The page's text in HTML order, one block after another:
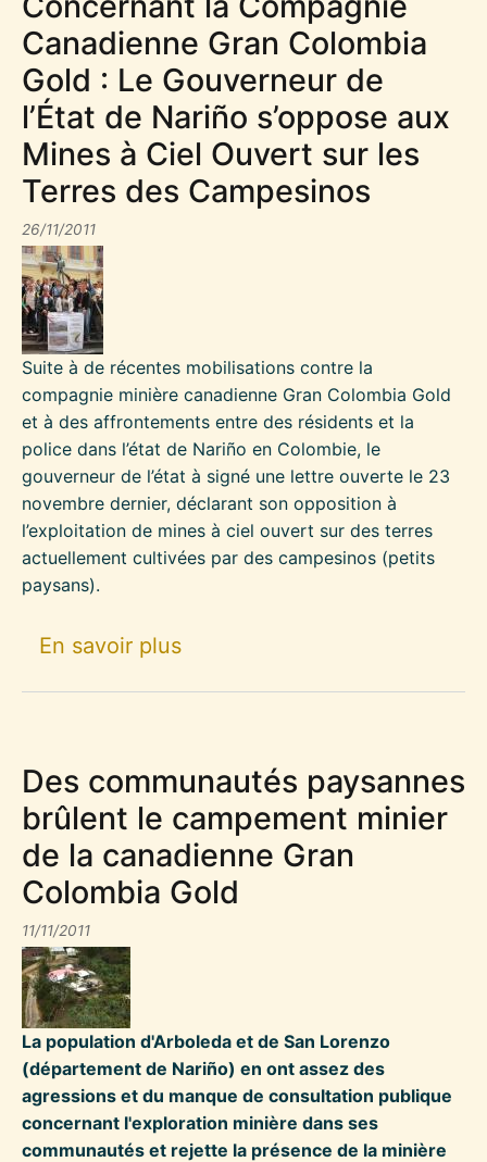
Canadienne Gran Colombia
Gold : Le Gouverneur de
l’État de Nariño s’oppose aux
Mines à Ciel Ouvert sur les
Terres des Campesinos
26/11/2011
Suite à de récentes mobilisations contre la
compagnie minière canadienne Gran Colombia Gold
et à des affrontements entre des résidents et la
police dans l’état de Nariño en Colombie, le
gouverneur de l’état à signé une lettre ouverte le 23
novembre dernier, déclarant son opposition à
l’exploitation de mines à ciel ouvert sur des terres
actuellement cultivées par des campesinos (petits
paysans).
En savoir plussur Du Nouveau dans le
Des communautés paysannes
brûlent le campement minier
de la canadienne Gran
Colombia Gold
11/11/2011
La population d'Arboleda et de San Lorenzo
(département de Nariño) en ont assez des
agressions et du manque de consultation publique
concernant l'exploration minière dans ses
communautés et rejette la présence de la minière